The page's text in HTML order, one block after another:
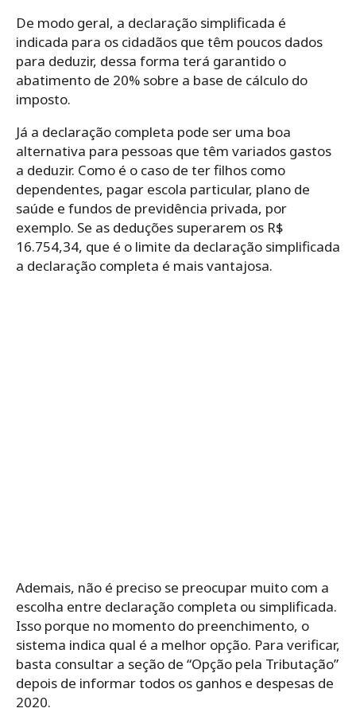
De modo geral, a declaração simplificada é
indicada para os cidadãos que têm poucos dados
para deduzir, dessa forma terá garantido o
abatimento de 20% sobre a base de cálculo do
imposto.
Já a declaração completa pode ser uma boa
alternativa para pessoas que têm variados gastos
a deduzir. Como é o caso de ter filhos como
dependentes, pagar escola particular, plano de
saúde e fundos de previdência privada, por
exemplo. Se as deduções superarem os R$
16.754,34, que é o limite da declaração simplificada
a declaração completa é mais vantajosa.
Ademais, não é preciso se preocupar muito com a
escolha entre declaração completa ou simplificada.
Isso porque no momento do preenchimento, o
sistema indica qual é a melhor opção. Para verificar,
basta consultar a seção de “Opção pela Tributação”
depois de informar todos os ganhos e despesas de
2020.